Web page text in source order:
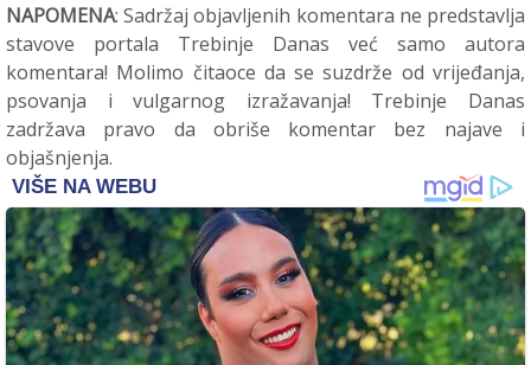
NAPOMENA: Sadržaj objavljenih komentara ne predstavlja
stavove portala Trebinje Danas već samo autora
komentara! Molimo čitaoce da se suzdrže od vrijeđanja,
psovanja i vulgarnog izražavanja! Trebinje Danas
zadržava pravo da obriše komentar bez najave i
objašnjenja.